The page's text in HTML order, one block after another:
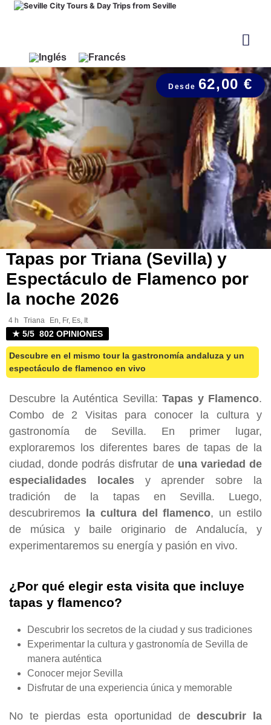
62,00 €
Tapas por Triana (Sevilla) y
Espectáculo de Flamenco por
la noche 2026
4 h Triana En, Fr, Es, It
★ 5/5 802 OPINIONES
Descubre en el mismo tour la gastronomía andaluza y un
espectáculo de flamenco en vivo
Descubre la Auténtica Sevilla: Tapas y Flamenco.
Combo de 2 Visitas para conocer la cultura y
gastronomía de Sevilla. En primer lugar,
exploraremos los diferentes bares de tapas de la
ciudad, donde podrás disfrutar de una variedad de
especialidades locales y aprender sobre la
tradición de la tapas en Sevilla. Luego,
descubriremos la cultura del flamenco, un estilo
de música y baile originario de Andalucía, y
experimentaremos su energía y pasión en vivo.
¿Por qué elegir esta visita que incluye
tapas y flamenco?
Descubrir los secretos de la ciudad y sus tradiciones
Experimentar la cultura y gastronomía de Sevilla de
manera auténtica
Conocer mejor Sevilla
Disfrutar de una experiencia única y memorable
No te pierdas esta oportunidad dedescubrir la